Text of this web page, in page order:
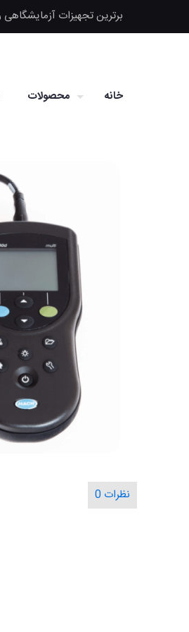
برترین تجهیزات آزمایشگاهی
خانه محصولات
نظرات 0